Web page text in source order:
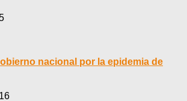
nacional por la epidemia de